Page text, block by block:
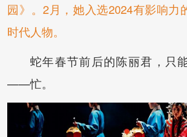
园》。2月，她入选2024有影响力
时代人物。
蛇年春节前后的陈丽君，只
——忙。